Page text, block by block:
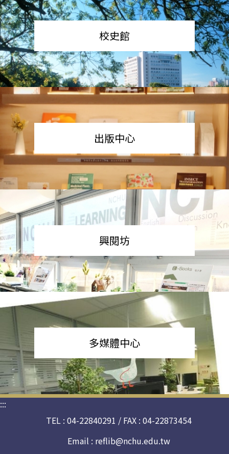
校史館
出版中心
興閱坊
多媒體中心
:::
TEL : 04-22840291 / FAX : 04-22873454
Email : reflib@nchu.edu.tw